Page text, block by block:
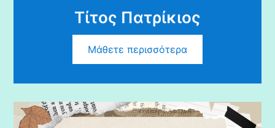
Τίτος Πατρίκιος
Μάθετε περισσότερα